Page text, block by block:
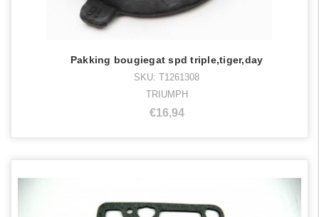
Pakking bougiegat spd triple,tiger,day
SKU: T1261308
TRIUMPH
€16,94